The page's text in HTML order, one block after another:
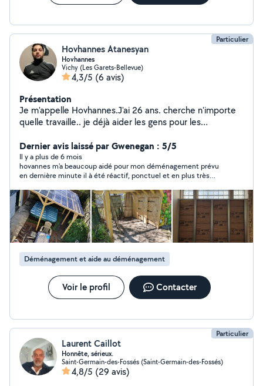
Particulier
Hovhannes Atanesyan
Hovhannes
Vichy (Les Garets-Bellevue)
4,3/5 (6 avis)
Présentation
Je m'appelle Hovhannes.J'ai 26 ans. cherche n'importe
quelle travaille.. je déjà aider les gens pour les
Dernier avis laissé par Gwenegan : 5/5
Il y a plus de 6 mois
hovannes m'a beaucoup aidé pour mon déménagement prévu
en dernière minute il à été réactif, ponctuel et en plus très
Déménagement et aide au déménagement
Voir le profil Contacter
Particulier
Laurent Caillot
Honnête, sérieux.
Saint-Germain-des-Fossés (Saint-Germain-des-Fossés)
4,8/5 (29 avis)